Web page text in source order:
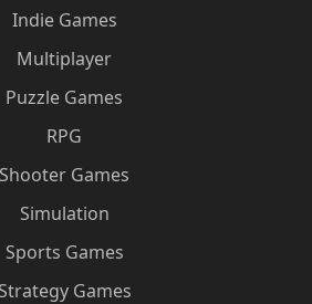
Indie Games
Multiplayer
Puzzle Games
RPG
Shooter Games
Simulation
Sports Games
Strategy Games